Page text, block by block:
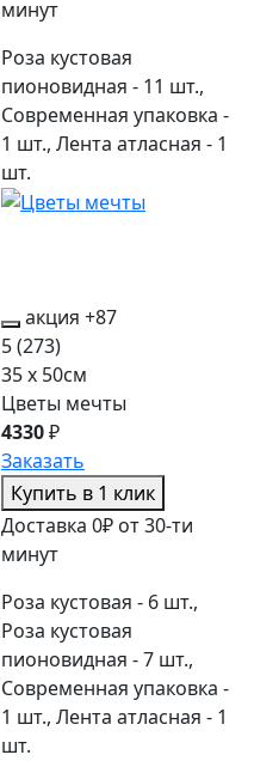
минут
Роза кустовая
пионовидная - 11 шт.,
Современная упаковка -
1 шт., Лента атласная - 1
шт.
акция +87
5(273)
35 x 50см
Цветы мечты
4330₽
Заказать
Купить в 1 клик
Доставка 0₽ от 30-ти
минут
Роза кустовая - 6 шт.,
Роза кустовая
пионовидная - 7 шт.,
Современная упаковка -
1 шт., Лента атласная - 1
шт.